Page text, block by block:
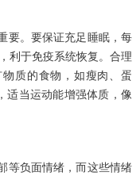
。要保证充足睡眠，每
利于免疫系统恢复。合理
质的食物，如瘦肉、蛋
适当运动能增强体质，像
负面情绪，而这些情绪